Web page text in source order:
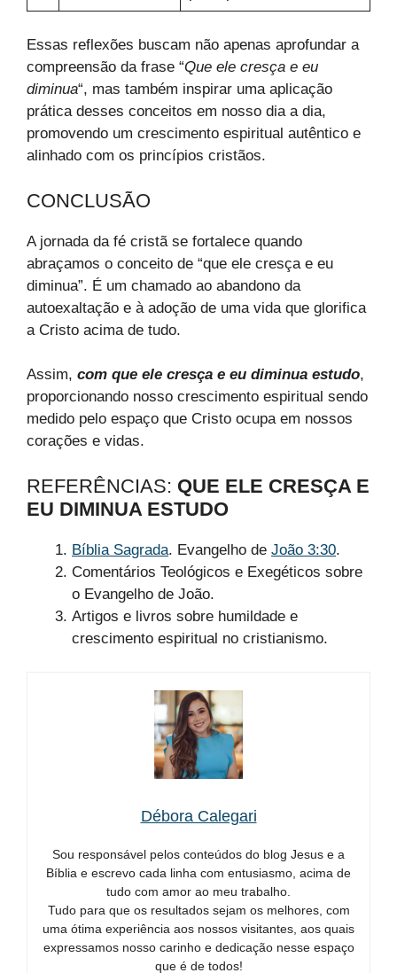
Essas reflexões buscam não apenas aprofundar a
compreensão da frase “Que ele cresça e eu
diminua“, mas também inspirar uma aplicação
prática desses conceitos em nosso dia a dia,
promovendo um crescimento espiritual autêntico e
alinhado com os princípios cristãos.
CONCLUSÃO
A jornada da fé cristã se fortalece quando
abraçamos o conceito de “que ele cresça e eu
diminua”. É um chamado ao abandono da
autoexaltação e à adoção de uma vida que glorifica
a Cristo acima de tudo.
Assim, com que ele cresça e eu diminua estudo,
proporcionando nosso crescimento espiritual sendo
medido pelo espaço que Cristo ocupa em nossos
corações e vidas.
REFERÊNCIAS: QUE ELE CRESÇA E
EU DIMINUA ESTUDO
Bíblia Sagrada. Evangelho de João 3:30.
Comentários Teológicos e Exegéticos sobre
o Evangelho de João.
Artigos e livros sobre humildade e
crescimento espiritual no cristianismo.
Débora Calegari
Sou responsável pelos conteúdos do blog Jesus e a
Bíblia e escrevo cada linha com entusiasmo, acima de
tudo com amor ao meu trabalho.
Tudo para que os resultados sejam os melhores, com
uma ótima experiência aos nossos visitantes, aos quais
expressamos nosso carinho e dedicação nesse espaço
que é de todos!